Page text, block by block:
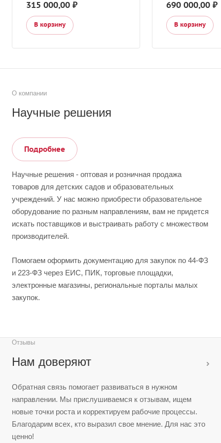
315 000,00 ₽
В корзину
690 000,00 ₽
В корзину
О компании
Научные решения
Подробнее
Научные решения ​​- оптовая и розничная продажа
товаров для детских садов и образовательных
учреждений. У нас можно приобрести образовательное
оборудование по разным направлениям, вам не придется
искать поставщиков и выстраивать работу с множеством
производителей.
Помогаем оформить документацию для закупок по 44-ФЗ
и 223-ФЗ через ЕИС, ПИК, торговые площадки,
электронные магазины, региональные порталы малых
закупок.
Отзывы
Нам доверяют
Обратная связь помогает развиваться в нужном
направлении. Мы прислушиваемся к отзывам, ищем
новые точки роста и корректируем рабочие процессы.
Благодарим всех, кто выразил свое мнение. Для нас это
ценно!